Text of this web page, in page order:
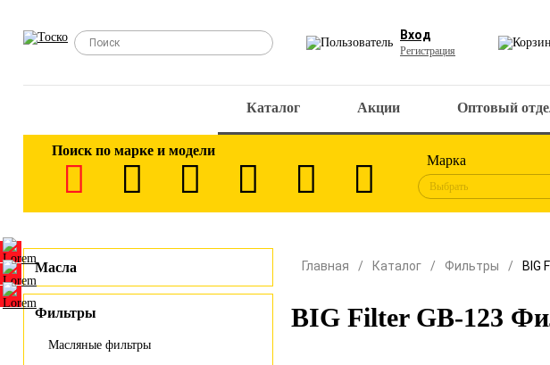
Вход
Регистрация
Каталог Акции Оптовый
Поиск по марке и модели
Марка
Выбрать
Масла
Фильтры
Масляные фильтры
Главная Каталог Фильтры BIG
BIG Filter GB-123